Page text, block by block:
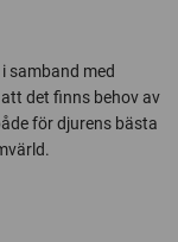
samband med
det finns behov av
för djurens bästa